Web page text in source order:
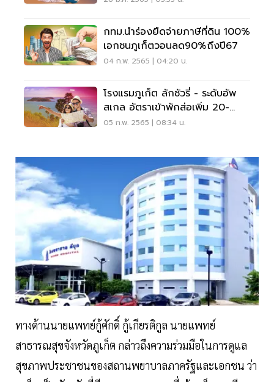
กทม.นำร่องยืดจ่ายภาษีที่ดิน 100%
เอกชนภูเก็ตวอนลด90%ถึงปี67
04 ก.พ. 2565 | 04:20 น.
โรงแรมภูเก็ต ลักชัวรี่ - ระดับอัพ
สเกล อัตราเข้าพักส่อเพิ่ม 20-
30%
05 ก.พ. 2565 | 08:34 น.
ทางด้านนายแพทย์กู้ศักดิ์ กู้เกียรติกูล นายแพทย์
สาธารณสุขจังหวัดภูเก็ต กล่าวถึงความร่วมมือในการดูแล
สุขภาพประชาชนของสถานพยาบาลภาครัฐและเอกชน ว่า